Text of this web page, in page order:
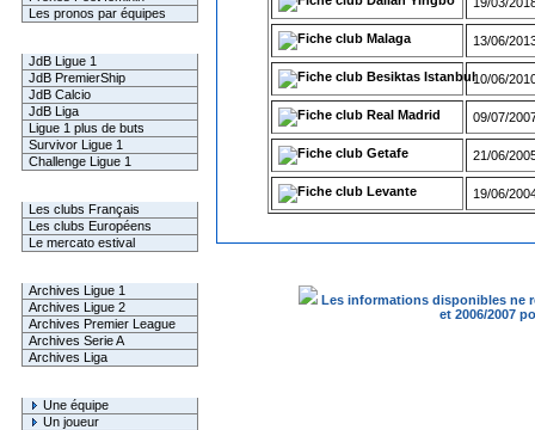
Les pronos par équipes
JdB Ligue 1
JdB PremierShip
JdB Calcio
JdB Liga
Ligue 1 plus de buts
Survivor Ligue 1
Challenge Ligue 1
Les clubs Français
Les clubs Européens
Le mercato estival
Archives Ligue 1
Archives Ligue 2
Archives Premier League
Archives Serie A
Archives Liga
Une équipe
Un joueur
Malaga 13/06/
Besiktas Istanbul10/06/
Real Madrid 09/07/
Getafe 21/06/
Levante 19/06/
Les informations disponibles ne
et 2006/2007